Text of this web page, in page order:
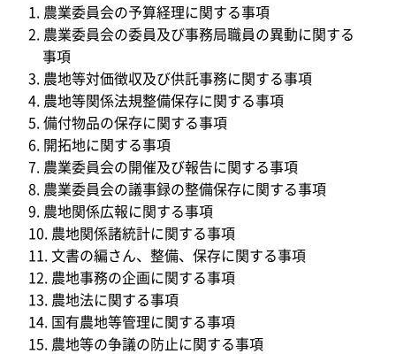
農業委員会の予算経理に関する事項
農業委員会の委員及び事務局職員の異動に関する
事項
農地等対価徴収及び供託事務に関する事項
農地等関係法規整備保存に関する事項
備付物品の保存に関する事項
開拓地に関する事項
農業委員会の開催及び報告に関する事項
農業委員会の議事録の整備保存に関する事項
農地関係広報に関する事項
農地関係諸統計に関する事項
文書の編さん、整備、保存に関する事項
農地事務の企画に関する事項
農地法に関する事項
国有農地等管理に関する事項
農地等の争議の防止に関する事項